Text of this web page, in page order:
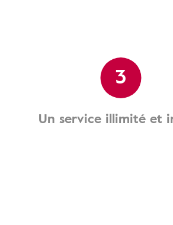
3
Un service illimité et